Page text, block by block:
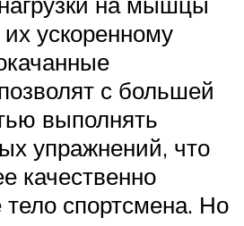
ускоренному
с большей
выполнять
упражнений, что
качественно
тело спортсмена. Но